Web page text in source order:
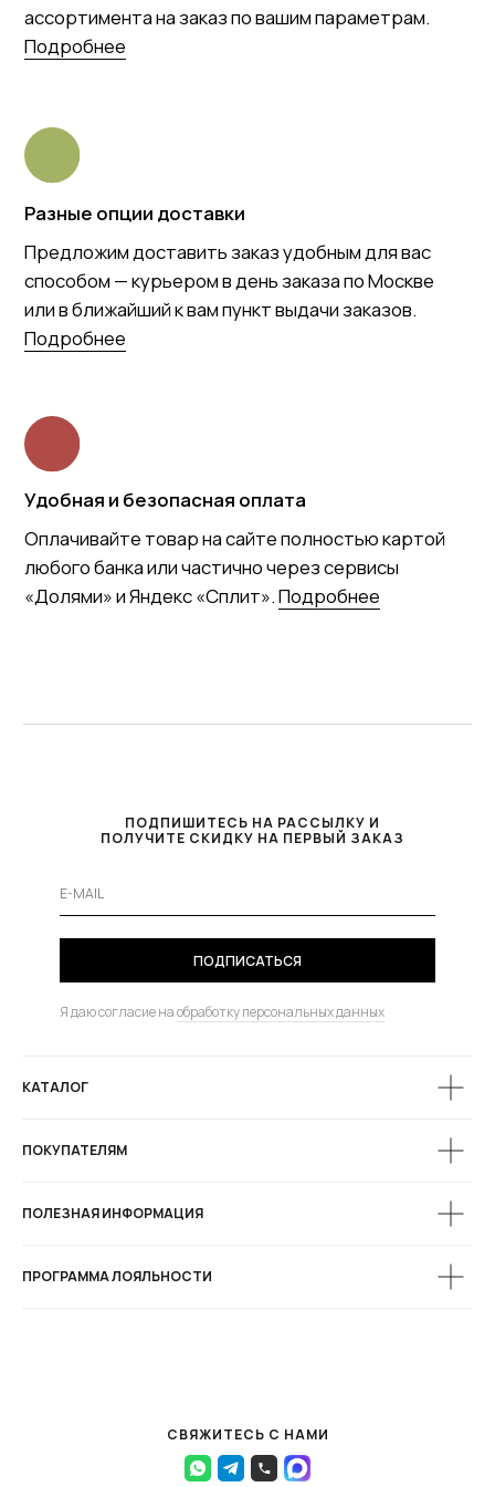
ПОДПИШИТЕСЬ НА РАССЫЛКУ И
ПОЛУЧИТЕ СКИДКУ НА ПЕРВЫЙ ЗАКАЗ
ПОДПИСАТЬСЯ
Я даю согласие наобработку персональных данных
КАТАЛОГ
ПОКУПАТЕЛЯМ
ПОЛЕЗНАЯ ИНФОРМАЦИЯ
ПРОГРАММА ЛОЯЛЬНОСТИ
СВЯЖИТЕСЬ С НАМИ